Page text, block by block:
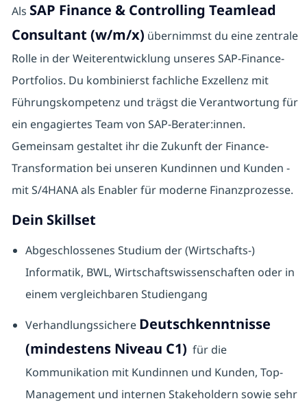
Als SAP Finance & Controlling Teamlead
Consultant (w/m/x) übernimmst du eine zentrale
Rolle in der Weiterentwicklung unseres SAP-Finance-
Portfolios. Du kombinierst fachliche Exzellenz mit
Führungskompetenz und trägst die Verantwortung für
ein engagiertes Team von SAP-Berater:innen.
Gemeinsam gestaltet ihr die Zukunft der Finance-
Transformation bei unseren Kundinnen und Kunden -
mit S/4HANA als Enabler für moderne Finanzprozesse.
Dein Skillset
Abgeschlossenes Studium der (Wirtschafts-)
Informatik, BWL, Wirtschaftswissenschaften oder in
einem vergleichbaren Studiengang
Verhandlungssichere Deutschkenntnisse
(mindestens Niveau C1) für die
Kommunikation mit Kundinnen und Kunden, Top-
Management und internen Stakeholdern sowie sehr